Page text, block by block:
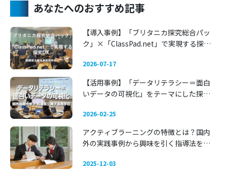
あなたへのおすすめ記事
【導入事例】「ブリタニカ探究総合パッ
ク」×「ClassPad.net」で実現する探究
2026-07-17
【活用事例】「データリテラシー＝面白
いデータの可視化」をテーマにした探究
等学校
2026-02-25
アクティブラーニングの特徴とは？国内
外の実践事例から興味を引く指導法を考
2025-12-03